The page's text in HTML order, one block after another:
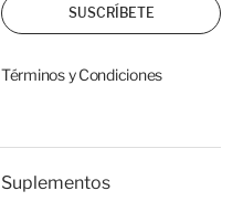
SUSCRÍBETE
Términos y Condiciones
Suplementos